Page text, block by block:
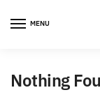
MENU
Nothing